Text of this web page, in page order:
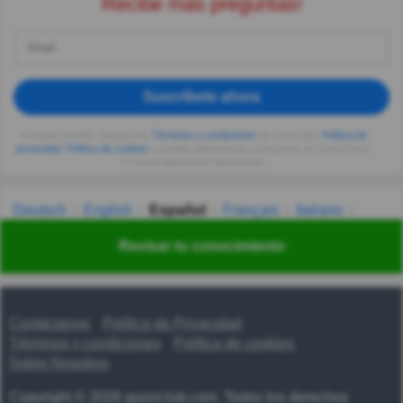
Revisar tu conocimiento
Suscríbete ahora
privacidad
Deutsch English Español Français
Italiano
Українська हिन्दी 한국어 汉语
Contáctanos
Política de Privacidad
Términos y condiciones
Copyright © 2026 quizzclub.com. Todos los derechos